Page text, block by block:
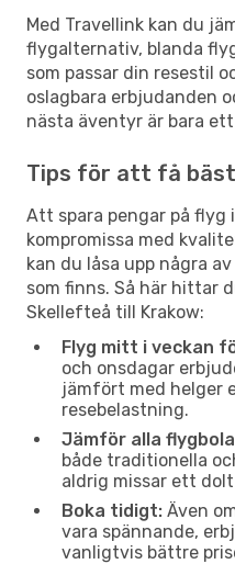
Med Travellink kan du
flygalternativ, blanda
som passar din resestil
oslagbara erbjudanden
nästa äventyr är bara
Tips för att få
Att spara pengar på flyg
kompromissa med
kan du låsa upp några
som finns. Så här hittar
Skellefteå till Krakow:
Flyg mitt i veckan
och onsdagar
jämfört med helger
resebelastning.
Jämför alla
både traditionella
aldrig missar ett
Boka tidigt: Även
vara spännande,
vanligtvis bättre